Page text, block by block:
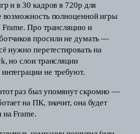
и в 30 кадров в 720p для
возможность полноценной игры
Frame. Про трансляцию и
просили не думать —
нужно перетестировать на
но слои трансляции
не требуют.
раз был упомянут скромно —
на ПК, значит, она будет
на Frame.